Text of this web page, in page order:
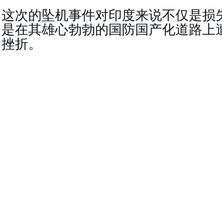
这次的坠机事件对印度来说不仅是损
是在其雄心勃勃的国防国产化道路上
挫折。